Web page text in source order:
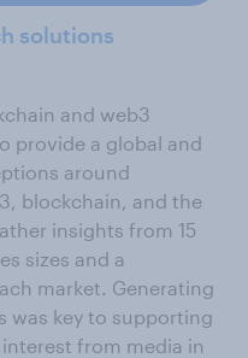
solutions
and web3
provide a global and
around
blockchain, and the
insights from 15
sizes and a
market. Generating
was key to supporting
from media in